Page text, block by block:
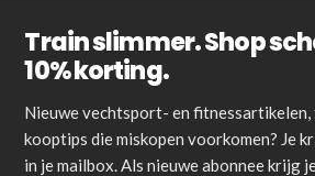
Train slimmer. Shop
10% korting.
Nieuwe vechtsport- en fitnessartikelen,
kooptips die miskopen voorkomen? Je
in je mailbox. Als nieuwe abonnee krijg